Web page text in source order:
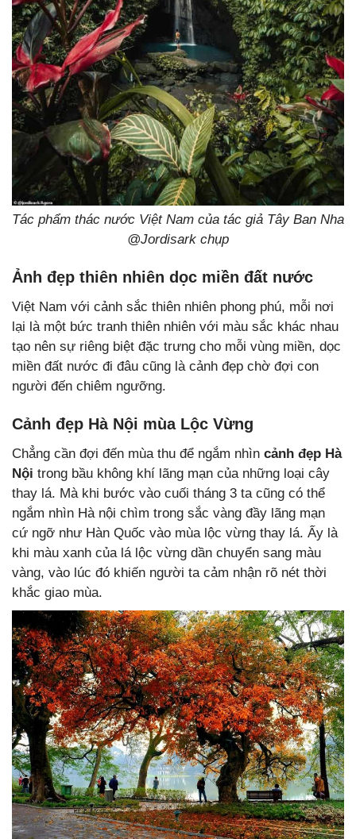
Tác phẩm thác nước Việt Nam của tác giả Tây Ban Nha
@Jordisark chụp
Ảnh đẹp thiên nhiên dọc miền đất nước
Việt Nam với cảnh sắc thiên nhiên phong phú, mỗi nơi
lại là một bức tranh thiên nhiên với màu sắc khác nhau
tạo nên sự riêng biệt đặc trưng cho mỗi vùng miền, dọc
miền đất nước đi đâu cũng là cảnh đẹp chờ đợi con
người đến chiêm ngưỡng.
Cảnh đẹp Hà Nội mùa Lộc Vừng
Chẳng cần đợi đến mùa thu để ngắm nhìn cảnh đẹp Hà
Nội trong bầu không khí lãng mạn của những loại cây
thay lá. Mà khi bước vào cuối tháng 3 ta cũng có thể
ngắm nhìn Hà nội chìm trong sắc vàng đầy lãng mạn
cứ ngỡ như Hàn Quốc vào mùa lộc vừng thay lá. Ấy là
khi màu xanh của lá lộc vừng dần chuyển sang màu
vàng, vào lúc đó khiến người ta cảm nhận rõ nét thời
khắc giao mùa.